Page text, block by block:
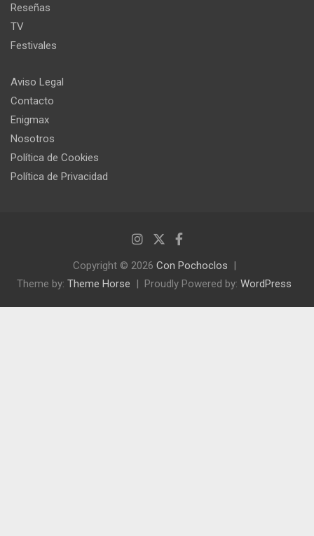
Reseñas
TV
Festivales
Aviso Legal
Contacto
Enigmax
Nosotros
Política de Cookies
Política de Privacidad
Copyright © 2026 Con Pochoclos
Theme by: Theme Horse Proudly Powered by: WordPress